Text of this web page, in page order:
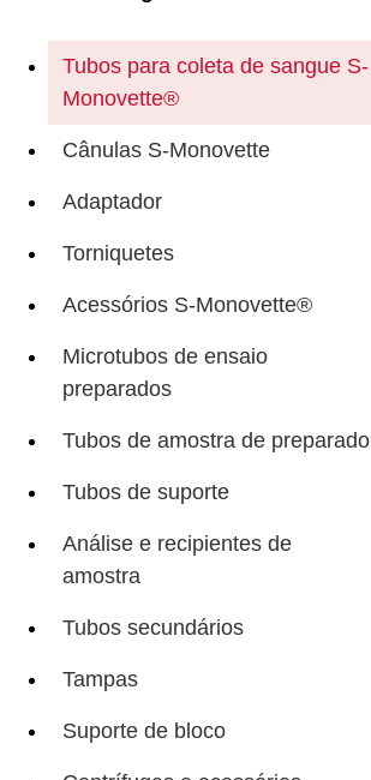
Tubos para coleta de sangue S-
Monovette®
Cânulas S-Monovette
Adaptador
Torniquetes
Acessórios S-Monovette®
Microtubos de ensaio
preparados
Tubos de amostra de preparado
Tubos de suporte
Análise e recipientes de
amostra
Tubos secundários
Tampas
Suporte de bloco